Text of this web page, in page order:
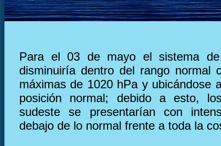
Para el 03 de mayo el sistema
disminuiría dentro del rango normal
máximas de 1020 hPa y ubicándose
posición normal; debido a esto,
sudeste se presentarían con
debajo de lo normal frente a toda la